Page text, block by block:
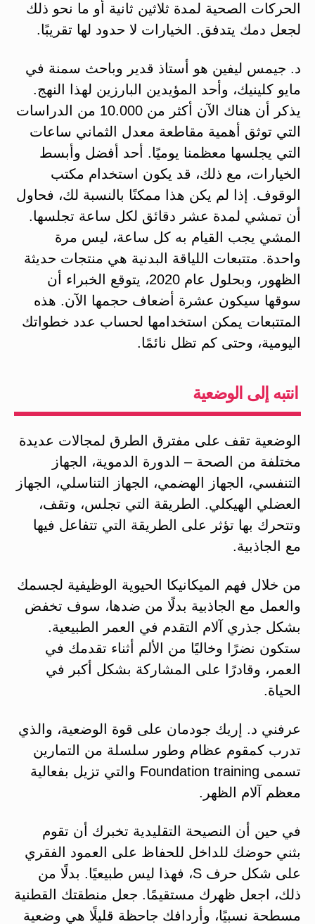
الحركات الصحية لمدة ثلاثين ثانية أو ما نحو ذلك
لجعل دمك يتدفق. الخيارات لا حدود لها تقريبًا.
د. جيمس ليفين هو أستاذ قدير وباحث سمنة في
مايو كلينيك، وأحد المؤيدين البارزين لهذا النهج.
يذكر أن هناك الآن أكثر من 10.000 من الدراسات
التي توثق أهمية مقاطعة معدل الثماني ساعات
التي يجلسها معظمنا يوميًا. أحد أفضل وأبسط
الخيارات، مع ذلك، قد يكون استخدام مكتب
الوقوف. إذا لم يكن هذا ممكنًا بالنسبة لك، فحاول
أن تمشي لمدة عشر دقائق لكل ساعة تجلسها.
المشي يجب القيام به كل ساعة، ليس مرة
واحدة. متتبعات اللياقة البدنية هي منتجات حديثة
الظهور، وبحلول عام 2020، يتوقع الخبراء أن
سوقها سيكون عشرة أضعاف حجمها الآن. هذه
المتتبعات يمكن استخدامها لحساب عدد خطواتك
اليومية، وحتى كم تظل نائمًا.
انتبه إلى الوضعية
الوضعية تقف على مفترق الطرق لمجالات عديدة
مختلفة من الصحة – الدورة الدموية، الجهاز
التنفسي، الجهاز الهضمي، الجهاز التناسلي، الجهاز
العضلي الهيكلي. الطريقة التي تجلس، وتقف،
وتتحرك بها تؤثر على الطريقة التي تتفاعل فيها
مع الجاذبية.
من خلال فهم الميكانيكا الحيوية الوظيفية لجسمك
والعمل مع الجاذبية بدلًا من ضدها، سوف تخفض
بشكل جذري آلام التقدم في العمر الطبيعية.
ستكون نضرًا وخاليًا من الألم أثناء تقدمك في
العمر، وقادرًا على المشاركة بشكل أكبر في
الحياة.
عرفني د. إريك جودمان على قوة الوضعية، والذي
تدرب كمقوم عظام وطور سلسلة من التمارين
تسمى Foundation training والتي تزيل بفعالية
معظم آلام الظهر.
في حين أن النصيحة التقليدية تخبرك أن تقوم
بثني حوضك للداخل للحفاظ على العمود الفقري
على شكل حرف S، فهذا ليس طبيعيًا. بدلًا من
ذلك، اجعل ظهرك مستقيمًا. جعل منطقتك القطنية
مسطحة نسبيًا، وأردافك جاحظة قليلًا هي وضعية